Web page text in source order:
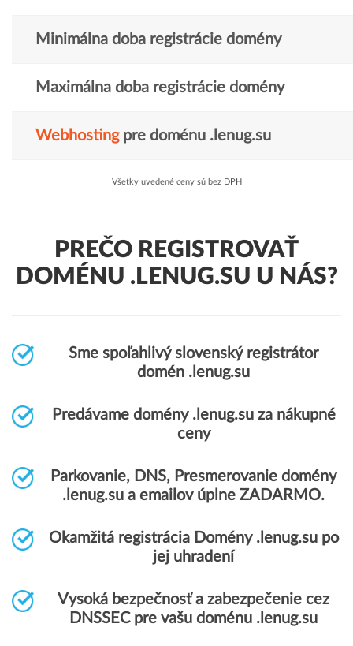
Minimálna doba registrácie domény
Maximálna doba registrácie domény
Webhostingpre doménu .lenug.su
Všetky uvedené ceny sú bez DPH
PREČO REGISTROVAŤ
DOMÉNU .LENUG.SU U NÁS?
Sme spoľahlivý slovenský registrátor
domén .lenug.su
Predávame domény .lenug.su za nákupné
ceny
Parkovanie, DNS, Presmerovanie domény
.lenug.su a emailov úplne ZADARMO.
Okamžitá registrácia Domény .lenug.su po
jej uhradení
Vysoká bezpečnosť a zabezpečenie cez
DNSSEC pre vašu doménu .lenug.su